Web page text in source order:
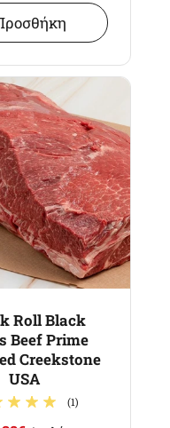
Roll Black
Beef Prime
Creekstone
USA
(1)